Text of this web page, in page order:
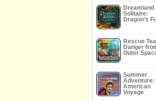
Dreamland
Solitaire:
Dragon's
Rescue
Danger
Outer
Summer
Adventure:
American
Voyage